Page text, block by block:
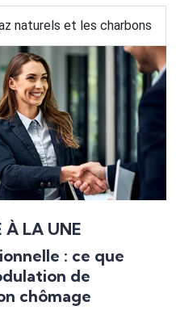
naturels et les charbons
LA UNE
: ce que
de
chômage